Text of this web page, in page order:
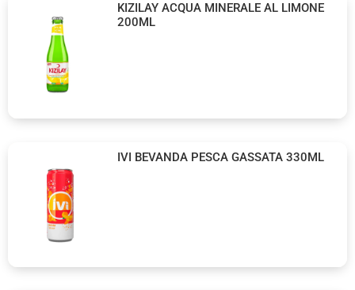
KIZILAY ACQUA MINERALE AL LIMONE
200ML
IVI BEVANDA PESCA GASSATA 330ML